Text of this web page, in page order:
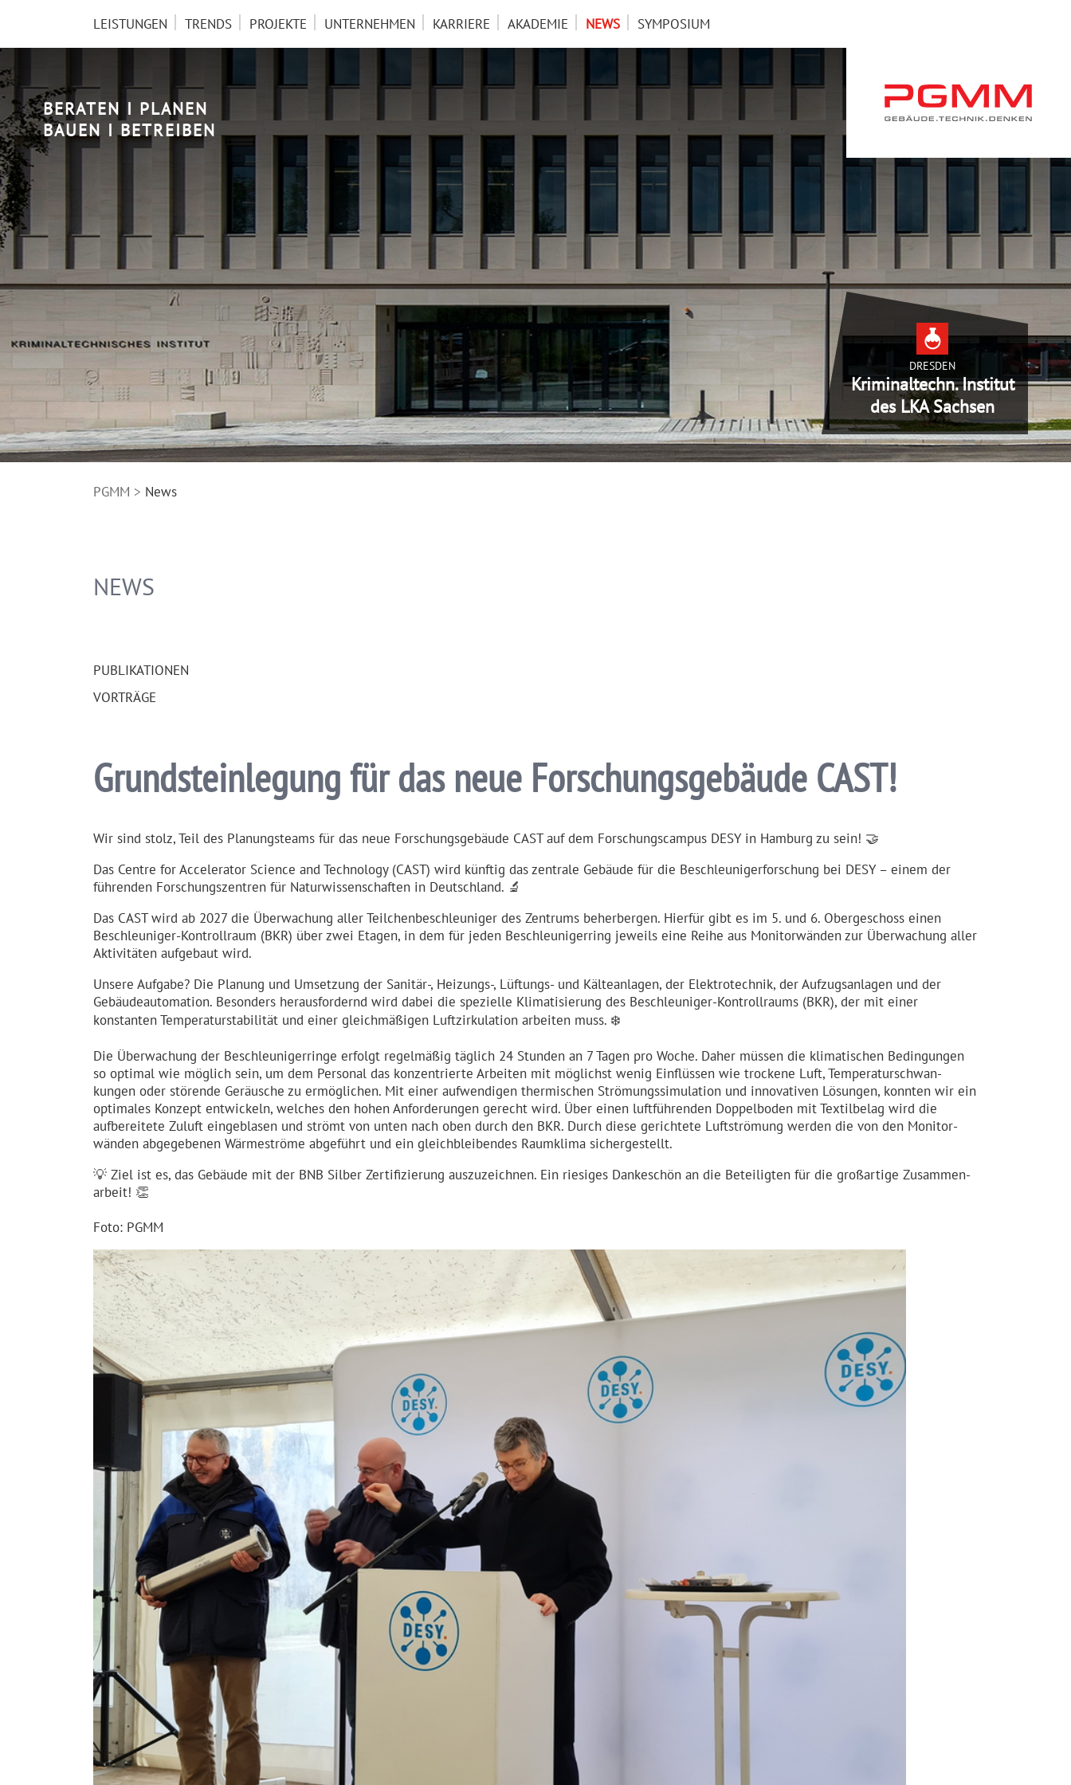
ÜBERSPRINGEN
LEISTUNGEN TRENDS PROJEKTE UNTERNEHMEN KARRIERE AKADEMIE NEWS SYMPOSIUM
BERATEN I PLANEN
BAUEN I BETREIBEN
DRESDEN
Kriminaltechn. Institut
des LKA Sachsen
PGMM News
Grundstein­legung für das neue Forschungs­gebäude CAST!
Wir sind stolz, Teil des Planungsteams für das neue Forschungs­gebäude CAST auf dem Forschungs­campus DESY in Hamburg zu sein! 🤝
Das Centre for Accelerator Science and Technology (CAST) wird künftig das zentrale Gebäude für die Beschleu­ni­ger­for­schung bei DESY – einem der
führenden Forschungs­zentren für Naturwis­sen­schaften in Deutschland. 🔬
Das CAST wird ab 2027 die Überwachung aller Teilchen­be­schleuniger des Zentrums beherbergen. Hierfür gibt es im 5. und 6. Oberge­schoss einen
Beschleuniger-Kontrollraum (BKR) über zwei Etagen, in dem für jeden Beschleu­ni­gerring jeweils eine Reihe aus Monitor­wänden zur Überwachung aller
Aktivitäten aufgebaut wird.
Unsere Aufgabe? Die Planung und Umsetzung der Sanitär-, Heizungs-, Lüftungs- und Kälteanlagen, der Elektro­technik, der Aufzugs­anlagen und der
Gebäude­au­to­mation. Besonders heraus­fordernd wird dabei die spezielle Klimati­sierung des Beschleuniger-Kontrollraums (BKR), der mit einer
konstanten Tempera­tur­sta­bilität und einer gleich­mäßigen Luftzir­ku­lation arbeiten muss. ❄️
Die Überwachung der Beschleu­ni­gerringe erfolgt regelmäßig täglich 24 Stunden an 7 Tagen pro Woche. Daher müssen die klimatischen Bedingungen
so optimal wie möglich sein, um dem Personal das konzen­trierte Arbeiten mit möglichst wenig Einflüssen wie trockene Luft, Tempera­tur­schwan­
kungen oder störende Geräusche zu ermöglichen. Mit einer aufwendigen thermischen Strömungs­si­mu­lation und innovativen Lösungen, konnten wir ein
optimales Konzept entwickeln, welches den hohen Anforde­rungen gerecht wird. Über einen luftfüh­renden Doppelboden mit Textilbelag wird die
aufbereitete Zuluft eingeblasen und strömt von unten nach oben durch den BKR. Durch diese gerichtete Luftströmung werden die von den Monitor­
wänden abgegebenen Wärmeströme abgeführt und ein gleich­blei­bendes Raumklima sicher­ge­stellt.
💡 Ziel ist es, das Gebäude mit der BNB Silber Zertifi­zierung auszuzeichnen. Ein riesiges Dankeschön an die Beteiligten für die großartige Zusammen­
arbeit! 👏
Foto: PGMM
NEWS
ÜBERSPRINGEN
PUBLIKA­TIONEN
VORTRÄGE